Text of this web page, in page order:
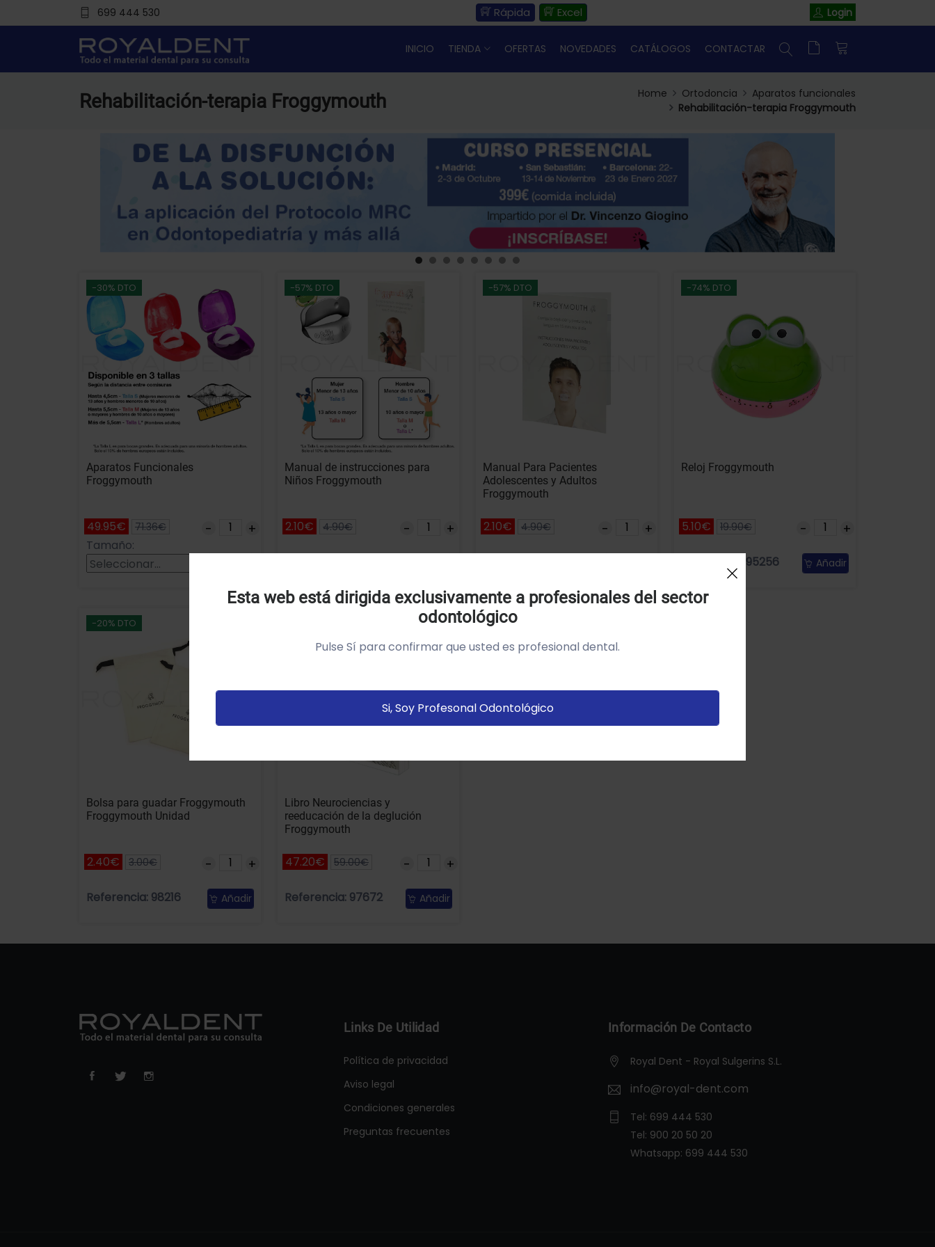
699 444 530 Rápida Excel Login
INICIO TIENDA OFERTAS NOVEDADES CATÁLOGOS CONTACTAR
Rehabilitación-terapia Froggymouth Home Ortodoncia
Aparatos funcionales
Rehabilitación-terapia Froggymouth
-30% DTO
Aparatos Funcionales
Froggymouth
49.95€ 71.36€
Tamaño:
-57% DTO
Manual de instrucciones para
Niños Froggymouth
2.10€ 4.90€
-57% DTO
Manual Para Pacientes
Adolescentes y Adultos
Froggymouth
2.10€ 4.90€
-74% DTO
Reloj Froggymouth
5.10€ 19.90€
Referencia: 95256 Añadir
-20% DTO
Bolsa para guadar Froggymouth
Froggymouth Unidad
2.40€ 3.00€
Referencia: 98216 Añadir
Libro Neurociencias y
reeducación de la deglución
Froggymouth
47.20€ 59.00€
Referencia: 97672 Añadir
Links De Utilidad
Política de privacidad
Aviso legal
Condiciones generales
Preguntas frecuentes
Información De Contacto
Royal Dent - Royal Sulgerins S.L.
info@royal-dent.com
Tel: 699 444 530
Tel: 900 20 50 20
Whatsapp: 699 444 530
Utilizamos cookies própias y de terceros para analizar el
tus preferencias sobre la base de un perfil elaborado a
vistitadas).Política de cookies
Esta web está dirigida exclusivamente a profesionales del sector
odontológico
Pulse Sí para confirmar que usted es profesional dental.
Si, Soy Profesonal Odontológico